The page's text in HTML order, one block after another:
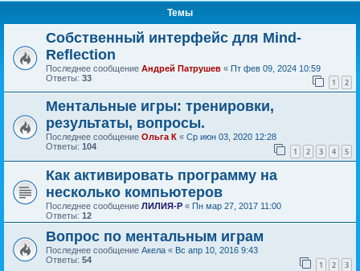
Темы
Собственный интерфейс для Mind-
Reflection
Последнее сообщение Андрей Патрушев « Пт фев 09, 2024 10:59
Ответы: 33 1 2
Ментальные игры: тренировки,
результаты, вопросы.
Последнее сообщение Ольга К « Ср июн 03, 2020 12:28
Ответы: 104 1 2 3 4 5
Как активировать программу на
несколько компьютеров
Последнее сообщение ЛИЛИЯ-Р « Пн мар 27, 2017 11:00
Ответы: 12
Вопрос по ментальным играм
Последнее сообщение Акела « Вс апр 10, 2016 9:43
Ответы: 54 1 2 3